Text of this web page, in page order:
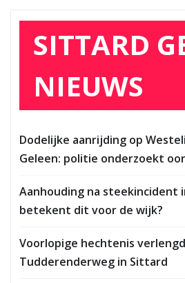
SITTARD
NIEUWS
Dodelijke aanrijding op
Geleen: politie onderzoekt
Aanhouding na steekincident
betekent dit voor de wijk?
Voorlopige hechtenis
Tudderenderweg in Sittard